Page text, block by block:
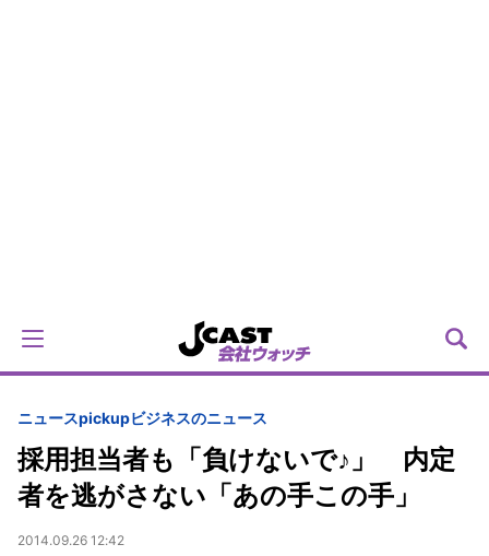
ニュースpickupビジネスのニュース
採用担当者も「負けないで♪」 内定
者を逃がさない「あの手この手」
2014.09.26 12:42